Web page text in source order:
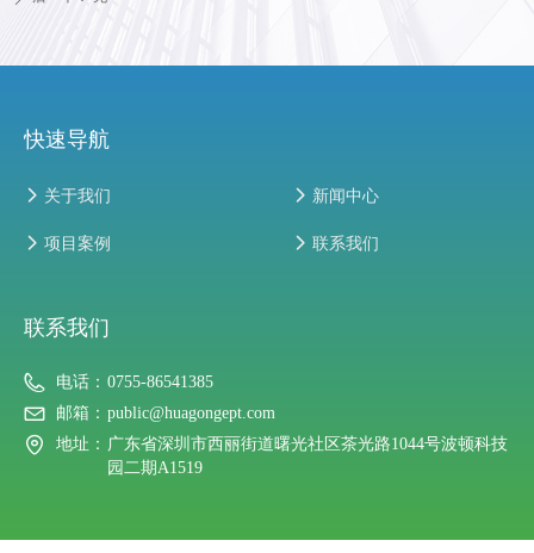
快速导航
넲 关于我们
넲 项目案例
넲 新闻中心
넲 联系我们
联系我们
电话： 0755-86541385
邮箱： public@huagongept.com
地址： 广东省深圳市西丽街道曙光社区茶光路1044号波顿科技
园二期A1519